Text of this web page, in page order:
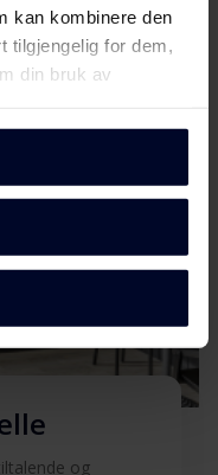
kan kombinere den
tilgjengelig for dem,
din bruk av
Last ned
utvalgt
og